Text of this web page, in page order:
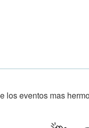
los eventos mas